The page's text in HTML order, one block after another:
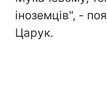
іноземців", -
Царук.